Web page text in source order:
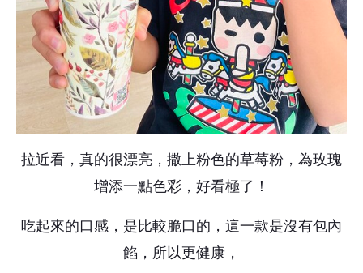
拉近看，真的很漂亮，撒上粉色的草莓粉，為玫瑰
增添一點色彩，好看極了！
吃起來的口感，是比較脆口的，這一款是沒有包內
餡，所以更健康，